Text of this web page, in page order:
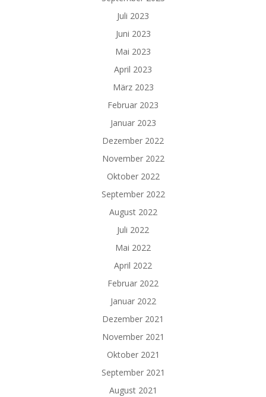
Juli 2023
Juni 2023
Mai 2023
April 2023
März 2023
Februar 2023
Januar 2023
Dezember 2022
November 2022
Oktober 2022
September 2022
August 2022
Juli 2022
Mai 2022
April 2022
Februar 2022
Januar 2022
Dezember 2021
November 2021
Oktober 2021
September 2021
August 2021